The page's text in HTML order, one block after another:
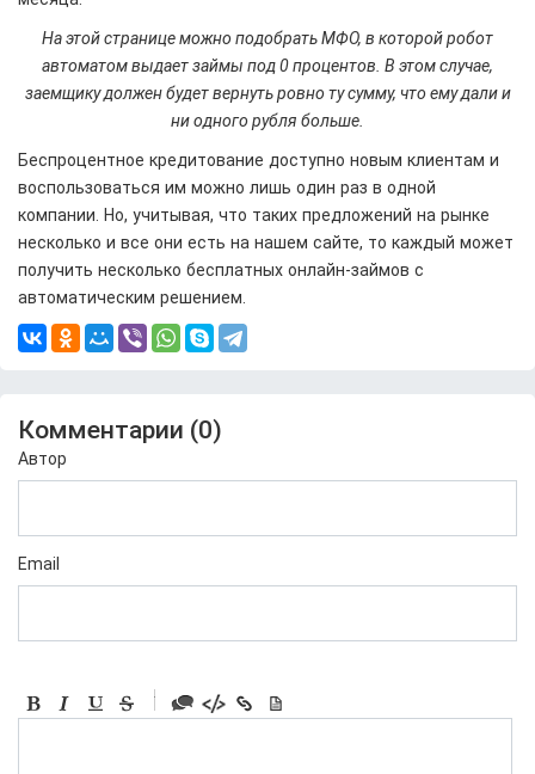
На этой странице можно подобрать МФО, в которой робот
автоматом выдает займы под 0 процентов. В этом случае,
заемщику должен будет вернуть ровно ту сумму, что ему дали и
ни одного рубля больше.
Беспроцентное кредитование доступно новым клиентам и
воспользоваться им можно лишь один раз в одной
компании. Но, учитывая, что таких предложений на рынке
несколько и все они есть на нашем сайте, то каждый может
получить несколько бесплатных онлайн-займов с
автоматическим решением.
Комментарии (0)
Автор
Email
-
-